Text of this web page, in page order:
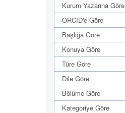
Kurum Yazarına Göre
ORCID'e Göre
Başlığa Göre
Konuya Göre
Türe Göre
Dile Göre
Bölüme Göre
Kategoriye Göre